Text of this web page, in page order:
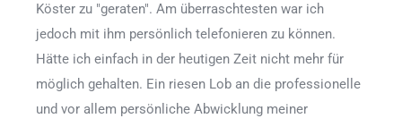
Köster zu "geraten". Am überraschtesten war ich
jedoch mit ihm persönlich telefonieren zu können.
Hätte ich einfach in der heutigen Zeit nicht mehr für
möglich gehalten. Ein riesen Lob an die professionelle
und vor allem persönliche Abwicklung meiner